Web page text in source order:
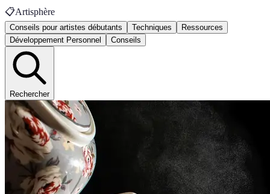
📋Artisphère
Conseils pour artistes débutants Techniques
Ressources
Développement Personnel
Conseils
Rechercher